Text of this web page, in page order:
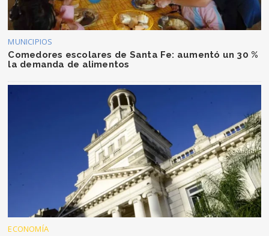
MUNICIPIOS
Comedores escolares de Santa Fe: aumentó un 30 %
la demanda de alimentos
ECONOMÍA